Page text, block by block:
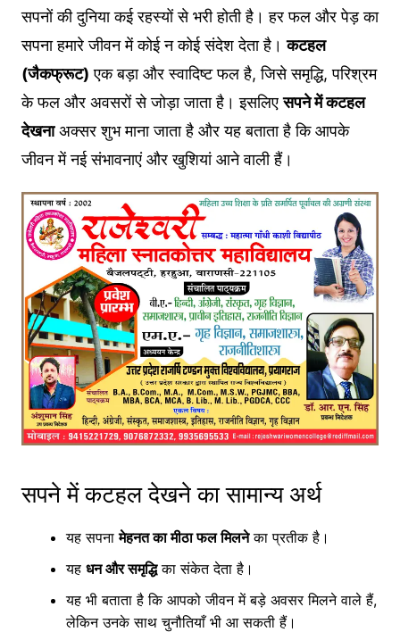
सपनों की दुनिया कई रहस्यों से भरी होती है। हर फल और पेड़ का
सपना हमारे जीवन में कोई न कोई संदेश देता है।कटहल
(जैकफ्रूट) एक बड़ा और स्वादिष्ट फल है, जिसे समृद्धि, परिश्रम
के फल और अवसरों से जोड़ा जाता है। इसलिएसपने में कटहल
देखनाअक्सर शुभ माना जाता है और यह बताता है कि आपके
जीवन में नई संभावनाएं और खुशियां आने वाली हैं।
सपने में कटहल देखने का सामान्य अर्थ
यह सपनामेहनत का मीठा फल मिलनेका प्रतीक है।
यह धन और समृद्धिका संकेत देता है।
यह भी बताता है कि आपको जीवन में बड़े अवसर मिलने वाले हैं,
लेकिन उनके साथ चुनौतियाँ भी आ सकती हैं।